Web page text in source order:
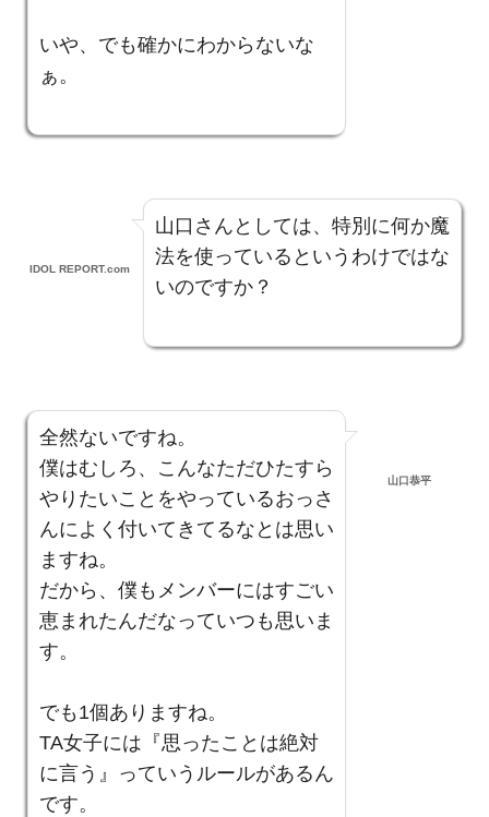
いや、でも確かにわからないな
ぁ。
IDOL REPORT.com
山口さんとしては、特別に何か魔
法を使っているというわけではな
いのですか？
全然ないですね。
僕はむしろ、こんなただひたすら
やりたいことをやっているおっさ
んによく付いてきてるなとは思い
ますね。
だから、僕もメンバーにはすごい
恵まれたんだなっていつも思いま
す。
でも1個ありますね。
TA女子には『思ったことは絶対
に言う』っていうルールがあるん
です。
山口恭平